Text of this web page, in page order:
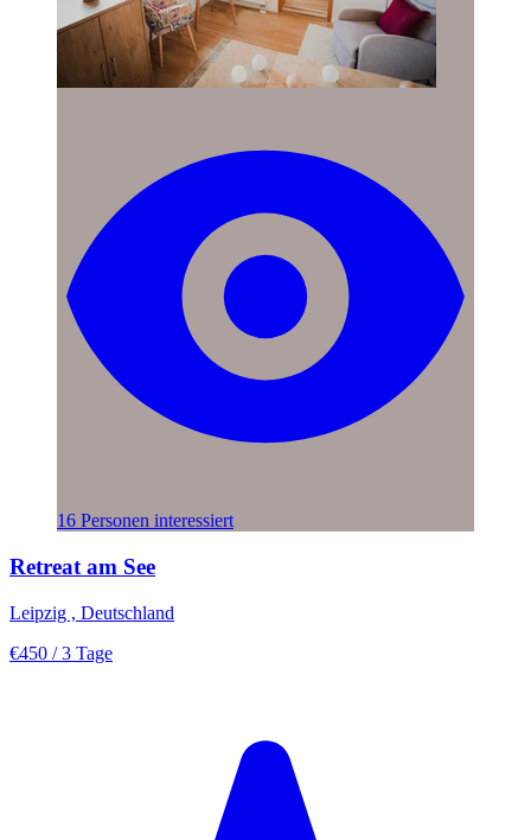
16 Personen interessiert
Retreat am See
Leipzig , Deutschland
€450 / 3 Tage